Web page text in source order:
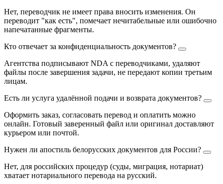
Нет, переводчик не имеет права вносить изменения. Он
переводит "как есть", помечает нечитабельные или ошибочно
напечатанные фрагменты.
Кто отвечает за конфиденциальность документов?
Агентства подписывают NDA с переводчиками, удаляют
файлы после завершения задачи, не передают копии третьим
лицам.
Есть ли услуга удалённой подачи и возврата документов?
Оформить заказ, согласовать перевод и оплатить можно
онлайн. Готовый заверенный файл или оригинал доставляют
курьером или почтой.
Нужен ли апостиль белорусских документов для России?
Нет, для российских процедур (суды, миграция, нотариат)
хватает нотариального перевода на русский.